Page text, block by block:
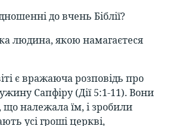
до вчень Біблії?
людина, якою намагаєтеся
є вражаюча розповідь про
Сапфіру (Дії 5:1-11). Вони
належала їм, і зробили
усі гроші церкві,